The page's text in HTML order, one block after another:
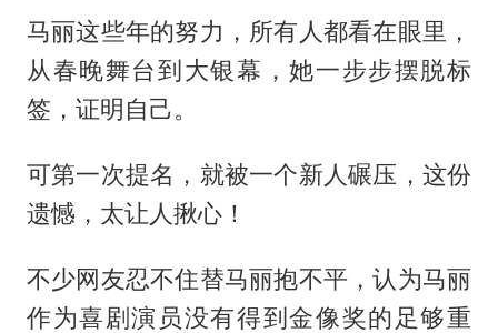
马丽这些年的努力，所有人都看在眼里，
从春晚舞台到大银幕，她一步步摆脱标
签，证明自己。
可第一次提名，就被一个新人碾压，这份
遗憾，太让人揪心！
不少网友忍不住替马丽抱不平，认为马丽
作为喜剧演员没有得到金像奖的足够重